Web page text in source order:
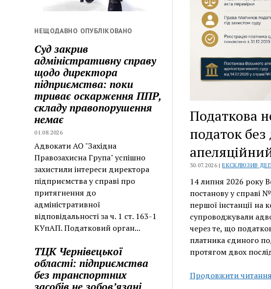
НЕЩОДАВНО ОПУБЛІКОВАНО
Суд закрив
адміністративну справу
щодо директора
підприємства: поки
триває оскарження ППР,
складу правопорушення
немає
01.08.2026
Адвокати АО "Західна
Правозахисна Група" успішно
захистили інтереси директора
підприємства у справі про
притягнення до
адміністративної
відповідальності за ч. 1 ст. 163-1
КУпАП. Податковий орган...
ТЦК Чернівецької
області: підприємства
без транспортних
Податкова
податок
30.07.2026 |ЕКСКЛЮЗИВ
14 липня 2026 року
постанову у справі
першої інстанції
супроводжували
через те, що
платника єдиного
протягом двох
Продовжити читання